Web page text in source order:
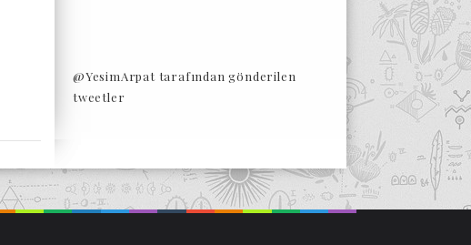
@YesimArpat tarafından gönderilen
tweetler